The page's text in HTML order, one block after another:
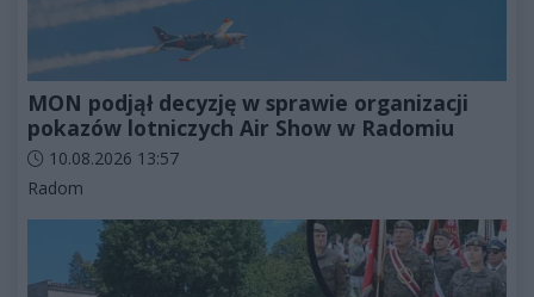
MON podjął decyzję w sprawie organizacji
pokazów lotniczych Air Show w Radomiu
Data dodania artykułu:
10.08.2026 13:57
Kategorie artykułu:
Radom